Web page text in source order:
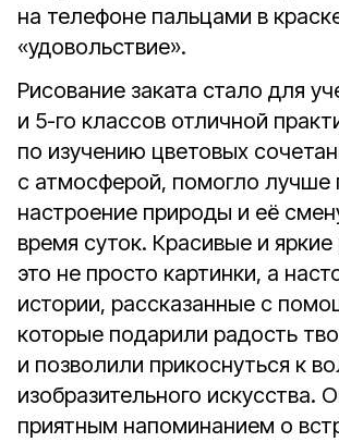
на телефоне пальцами в
«удовольствие».
Рисование заката стало для
и 5-го классов отличной
по изучению цветовых
с атмосферой, помогло лучше
настроение природы и её
время суток. Красивые и
это не просто картинки, а
истории, рассказанные с
которые подарили радость
и позволили прикоснуться к
изобразительного искусства.
приятным напоминанием о